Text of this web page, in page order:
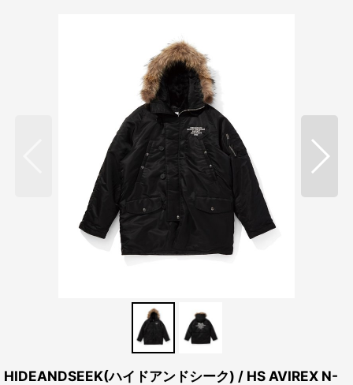
HIDEANDSEEK(ハイドアンドシーク) / HS AVIREX N-